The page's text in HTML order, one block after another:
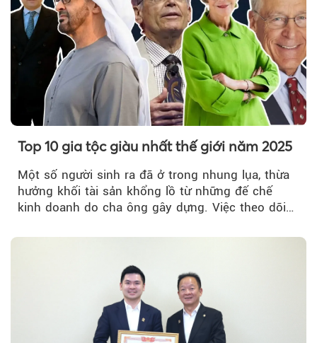
Top 10 gia tộc giàu nhất thế giới năm 2025
Một số người sinh ra đã ở trong nhung lụa, thừa
hưởng khối tài sản khổng lồ từ những đế chế
kinh doanh do cha ông gây dựng. Việc theo dõi